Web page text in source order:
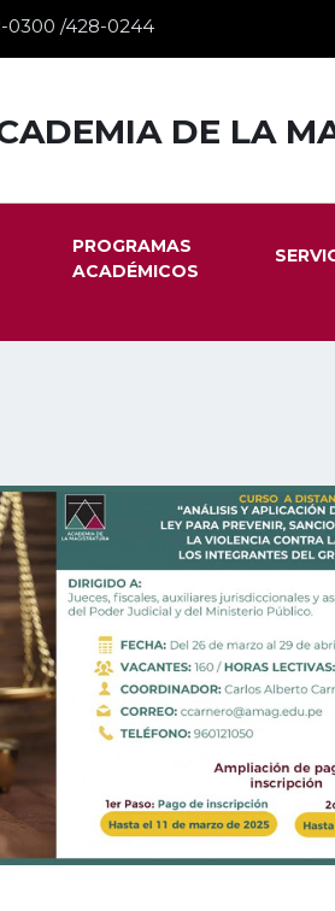
0300 /428-0244
DE LA
PROGRAMAS
ACADÉMICOS